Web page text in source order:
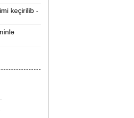
-
verilib -
ildir bizə
keçirilib -